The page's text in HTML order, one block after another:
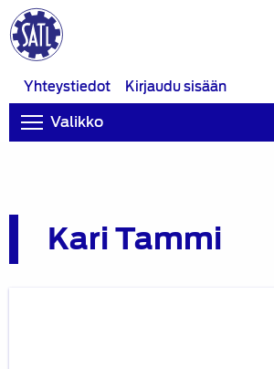
Yhteystiedot
Kirjaudu sisään
Valikko
Kari Tammi